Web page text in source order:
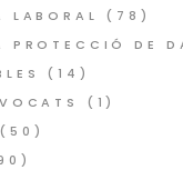
LABORAL
(78)
PROTECCIÓ DE
(14)
(1)
(50)